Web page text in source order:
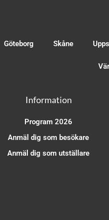
Göteborg Skåne
Information
Program 2026
Anmäl dig som besökare
Anmäl dig som utställare